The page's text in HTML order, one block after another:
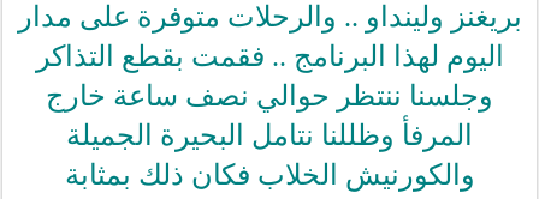
بريغنز ولينداو .. والرحلات متوفرة على مدار
اليوم لهذا البرنامج .. فقمت بقطع التذاكر
وجلسنا ننتظر حوالي نصف ساعة خارج
المرفأ وظللنا نتامل البحيرة الجميلة
والكورنيش الخلاب فكان ذلك بمثابة